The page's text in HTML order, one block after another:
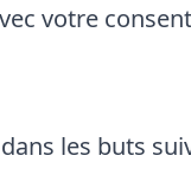
votre
les buts